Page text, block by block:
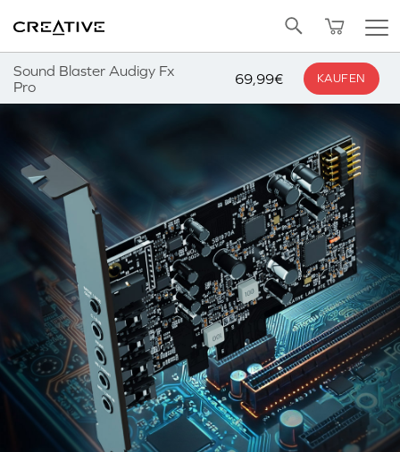
Sound Blaster Audigy Fx
Pro
69,99€ KAUFEN
Zurück zum Seitenanfang